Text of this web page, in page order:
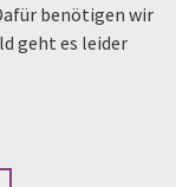
benötigen wir
geht es leider